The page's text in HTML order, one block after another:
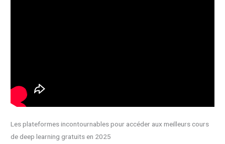
Les plateformes incontournables pour accéder aux meilleurs cours
de deep learning gratuits en 2025